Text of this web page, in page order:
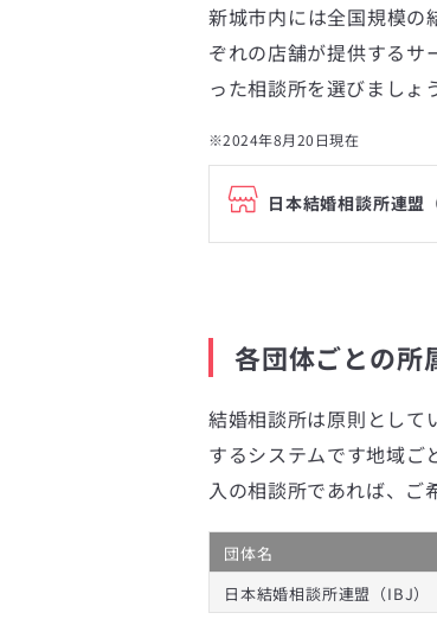
新城市内には全国規模の
ぞれの店舗が提供するサ
った相談所を選びましょ
※2024年8月20日現在
日本結婚相談所連盟
各団体ごとの所
結婚相談所は原則として
するシステムです地域ご
入の相談所であれば、ご
団体名
日本結婚相談所連盟（IBJ）